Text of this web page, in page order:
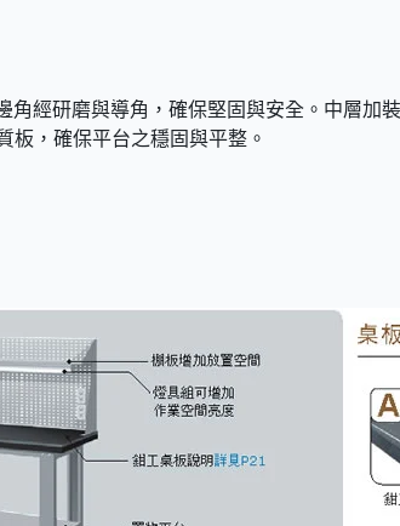
經研磨與導角，確保堅固與安全。中層加
板，確保平台之穩固與平整。